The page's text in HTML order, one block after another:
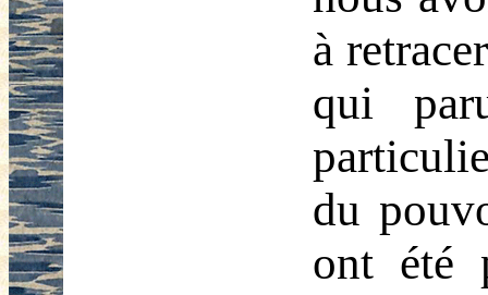
à
qui
du
ont été